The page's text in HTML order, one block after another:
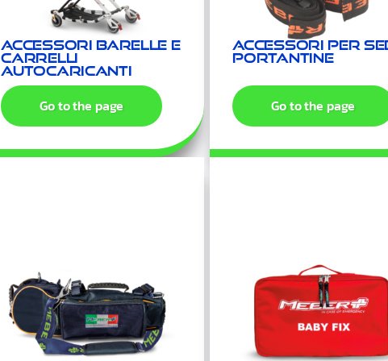
Accessori barelle e
carrelli
autocaricanti
Go to the page
Accessori per
portantine
Go to the page